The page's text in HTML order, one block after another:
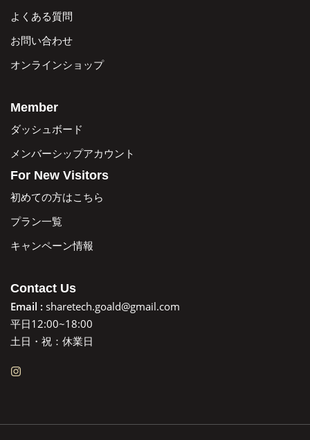
よくある質問
お問い合わせ
オンラインショップ
Member
ダッシュボード
メンバーシップアカウント
For New Visitors
初めての方はこちら
プラン一覧
キャンペーン情報
Contact Us
Email : sharetech.goald@gmail.com
平日12:00~18:00
土日・祝：休業日